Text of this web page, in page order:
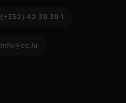
(+352) 42 39 39 1
info@cc.lu